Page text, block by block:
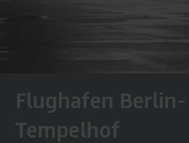
Flughafen Berlin-
Tempelhof